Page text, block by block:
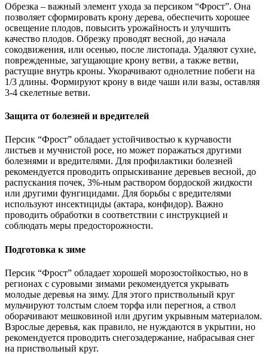
Обрезка – важный элемент ухода за персиком “Фрост”. Она
позволяет сформировать крону дерева, обеспечить хорошее
освещение плодов, повысить урожайность и улучшить
качество плодов. Обрезку проводят весной, до начала
сокодвижения, или осенью, после листопада. Удаляют сухие,
поврежденные, загущающие крону ветви, а также ветви,
растущие внутрь кроны. Укорачивают однолетние побеги на
1/3 длины. Формируют крону в виде чаши или вазы, оставляя
3-4 скелетные ветви.
Защита от болезней и вредителей
Персик “Фрост” обладает устойчивостью к курчавости
листьев и мучнистой росе, но может поражаться другими
болезнями и вредителями. Для профилактики болезней
рекомендуется проводить опрыскивание деревьев весной, до
распускания почек, 3%-ным раствором бордоской жидкости
или другими фунгицидами. Для борьбы с вредителями
используют инсектициды (актара, конфидор). Важно
проводить обработки в соответствии с инструкцией и
соблюдать меры предосторожности.
Подготовка к зиме
Персик “Фрост” обладает хорошей морозостойкостью, но в
регионах с суровыми зимами рекомендуется укрывать
молодые деревья на зиму. Для этого приствольный круг
мульчируют толстым слоем торфа или перегноя, а ствол
оборачивают мешковиной или другим укрывным материалом.
Взрослые деревья, как правило, не нуждаются в укрытии, но
рекомендуется проводить снегозадержание, набрасывая снег
на приствольный круг.